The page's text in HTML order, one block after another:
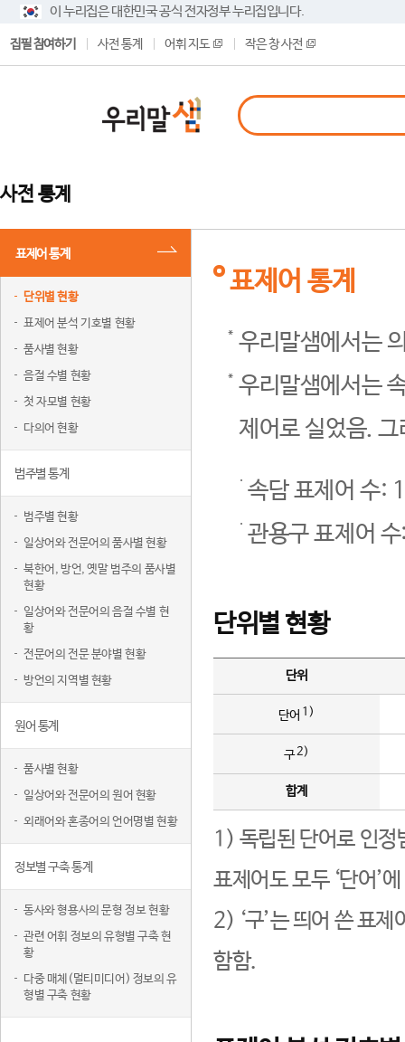
이 누리집은 대한민국 공식 전자정부 누리집입니다.
집필 참여하기 사전 통계 어휘 지도 작은 창 사전
사전 통계
표제어 통계
단위별 현황
표제어 분석 기호별 현황
품사별 현황
음절 수별 현황
첫 자모별 현황
다의어 현황
범주별 통계
범주별 현황
일상어와 전문어의 품사별 현황
북한어, 방언, 옛말 범주의 품사별
현황
일상어와 전문어의 음절 수별 현
황
전문어의 전문 분야별 현황
방언의 지역별 현황
원어 통계
품사별 현황
일상어와 전문어의 원어 현황
외래어와 혼종어의 언어명별 현황
정보별 구축 통계
동사와 형용사의 문형 정보 현황
관련 어휘 정보의 유형별 구축 현
황
다중 매체(멀티미디어) 정보의 유
형별 구축 현황
표제어 통계
우리말샘에서는
우리말샘에서는
제어로 실었음.
속담 표제어 수:
관용구 표제어
단위별 현황
단위
단어 1)
구2)
합계
1) 독립된 단어로 인정
표제어도 모두 ‘단어’
2) ‘구’는 띄어 쓴 표
함함.